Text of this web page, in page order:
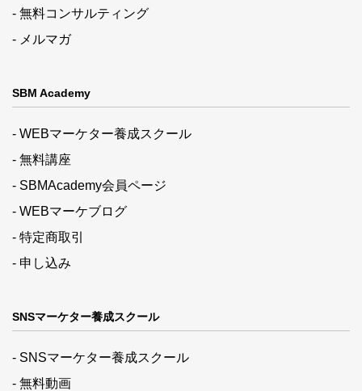
- 無料コンサルティング
- メルマガ
SBM Academy
- WEBマーケター養成スクール
- 無料講座
- SBMAcademy会員ページ
- WEBマーケブログ
- 特定商取引
- 申し込み
SNSマーケター養成スクール
- SNSマーケター養成スクール
- 無料動画